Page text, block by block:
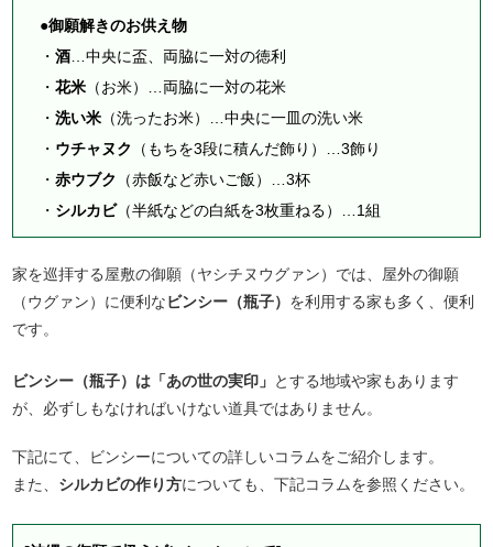
●御願解きのお供え物
・酒 …中央に盃、両脇に一対の徳利
・花米 （お米）…両脇に一対の花米
・洗い米 （洗ったお米）…中央に一皿の洗い米
・ ウチャヌク
（もちを3段に積んだ飾り）…3飾り
・赤ウブク
（赤飯など赤いご飯）…3杯
・ シルカビ（半紙などの白紙を3枚重ねる）…1組
家を巡拝する屋敷の御願（ヤシチヌウグァン）では、屋外の御願
（ウグァン）に便利なビンシー（瓶子） を利用する家も多く、便利
です。
ビンシー（瓶子）は「あの世の実印」 とする地域や家もあります
が、必ずしもなければいけない道具ではありません。
下記にて、ビンシーについての詳しいコラムをご紹介します。
また、 シルカビの作り方についても、下記コラムを参照ください。